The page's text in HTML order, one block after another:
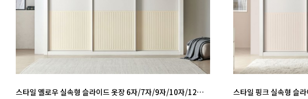
스타일 옐로우 실속형 슬라이드 옷장 6자/7자/9자/10자/12자 GNB 500-09